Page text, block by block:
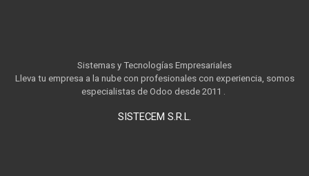
Sistemas y Tecnologías Empresariales
Lleva tu empresa a la nube con profesionales con experiencia, somos
especialistas de Odoo desde 2011 .
SISTECEM S.R.L.